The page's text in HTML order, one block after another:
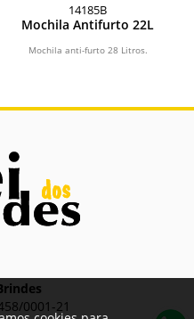
14185B
Mochila Antifurto 22L
Mochila anti-furto 28 Litros.
0001-21